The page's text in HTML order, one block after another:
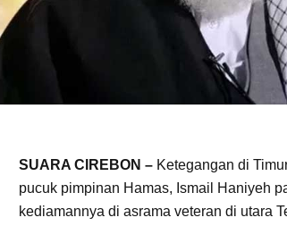
SUARA CIREBON – Ketegangan di
pucuk pimpinan Hamas, Ismail Haniyeh
kediamannya di asrama veteran di utara